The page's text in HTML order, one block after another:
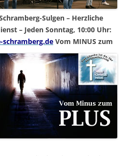
Sulgen – Herzliche
– Jeden Sonntag, 10:00 Uhr:
Vom MINUS zum